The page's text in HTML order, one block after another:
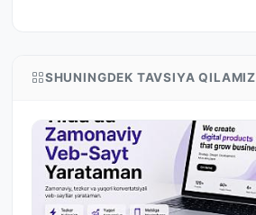
SHUNINGDEK TAVSIYA QILAMIZ